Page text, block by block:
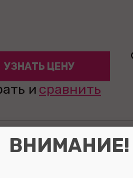
УЗНАТЬ ЦЕНУ
и сравнить
ВНИМАНИЕ!